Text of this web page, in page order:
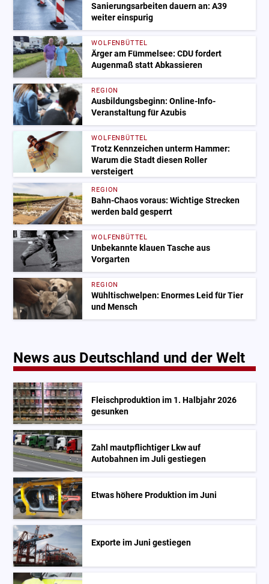
Sanierungsarbeiten dauern an: A39
weiter einspurig
WOLFENBÜTTEL
Ärger am Fümmelsee: CDU fordert
Augenmaß statt Abkassieren
REGION
Ausbildungsbeginn: Online-Info-
Veranstaltung für Azubis
WOLFENBÜTTEL
Trotz Kennzeichen unterm Hammer:
Warum die Stadt diesen Roller
versteigert
REGION
Bahn-Chaos voraus: Wichtige Strecken
werden bald gesperrt
WOLFENBÜTTEL
Unbekannte klauen Tasche aus
Vorgarten
REGION
Wühltischwelpen: Enormes Leid für Tier
und Mensch
News aus Deutschland und der Welt
Fleischproduktion im 1. Halbjahr 2026
gesunken
Zahl mautpflichtiger Lkw auf
Autobahnen im Juli gestiegen
Etwas höhere Produktion im Juni
Exporte im Juni gestiegen